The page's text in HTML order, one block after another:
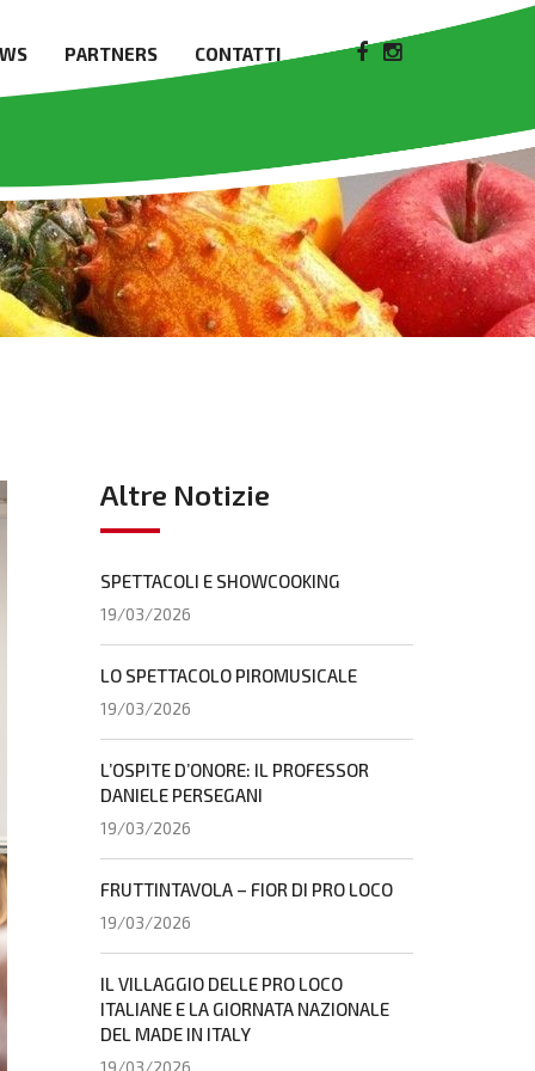
PARTNERS CONTATTI
Altre Notizie
SPETTACOLI E SHOWCOOKING
19/03/2026
LO SPETTACOLO PIROMUSICALE
19/03/2026
L’OSPITE D’ONORE: IL PROFESSOR
DANIELE PERSEGANI
19/03/2026
FRUTTINTAVOLA – FIOR DI PRO LOCO
19/03/2026
IL VILLAGGIO DELLE PRO LOCO
ITALIANE E LA GIORNATA NAZIONALE
DEL MADE IN ITALY
19/03/2026